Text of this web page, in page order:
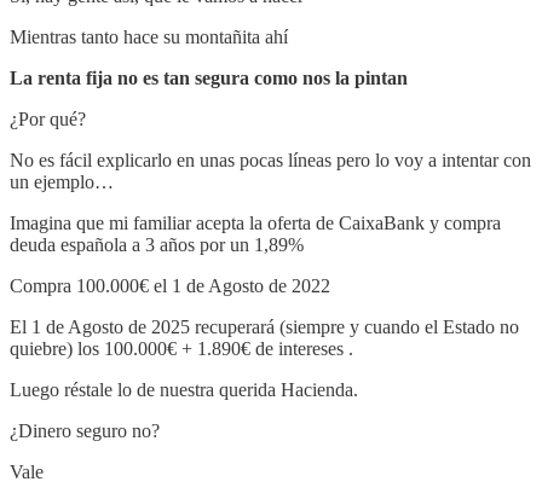
Mientras tanto hace su montañita ahí
La renta fija no es tan segura como nos la pintan
¿Por qué?
No es fácil explicarlo en unas pocas líneas pero lo voy a intentar con
un ejemplo…
Imagina que mi familiar acepta la oferta de CaixaBank y compra
deuda española a 3 años por un 1,89%
Compra 100.000€ el 1 de Agosto de 2022
El 1 de Agosto de 2025 recuperará (siempre y cuando el Estado no
quiebre) los 100.000€ + 1.890€ de intereses .
Luego réstale lo de nuestra querida Hacienda.
¿Dinero seguro no?
Vale